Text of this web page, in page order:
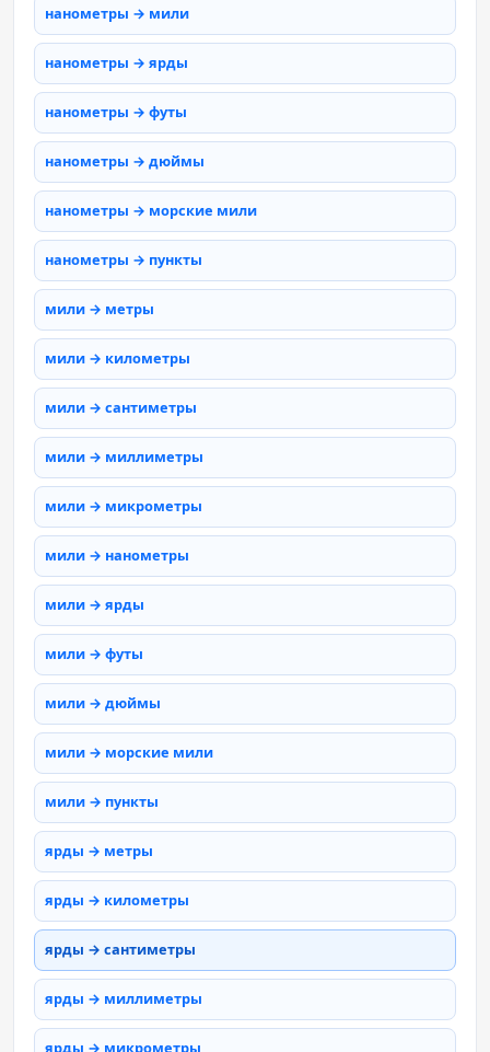
нанометры → мили
нанометры → ярды
нанометры → футы
нанометры → дюймы
нанометры → морские мили
нанометры → пункты
мили → метры
мили → километры
мили → сантиметры
мили → миллиметры
мили → микрометры
мили → нанометры
мили → ярды
мили → футы
мили → дюймы
мили → морские мили
мили → пункты
ярды → метры
ярды → километры
ярды → сантиметры
ярды → миллиметры
ярды → микрометры